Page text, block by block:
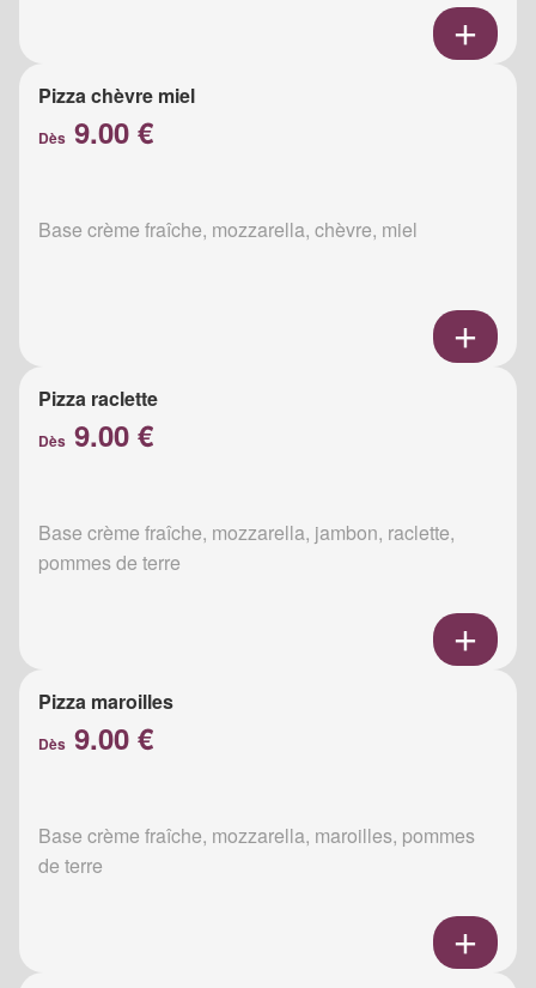
Pizza chèvre miel
Dès 9.00 €
Base crème fraîche, mozzarella, chèvre, miel
Pizza raclette
Dès 9.00 €
Base crème fraîche, mozzarella, jambon, raclette,
pommes de terre
Pizza maroilles
Dès 9.00 €
Base crème fraîche, mozzarella, maroilles, pommes
de terre